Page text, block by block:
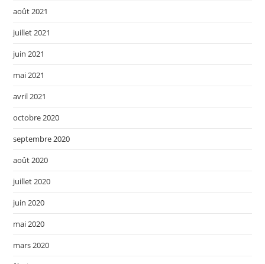
août 2021
juillet 2021
juin 2021
mai 2021
avril 2021
octobre 2020
septembre 2020
août 2020
juillet 2020
juin 2020
mai 2020
mars 2020